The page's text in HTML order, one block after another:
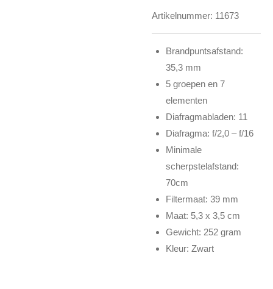
Artikelnummer: 11673
Brandpuntsafstand:
35,3 mm
5 groepen en 7
elementen
Diafragmabladen: 11
Diafragma: f/2,0 – f/16
Minimale
scherpstelafstand:
70cm
Filtermaat: 39 mm
Maat: 5,3 x 3,5 cm
Gewicht: 252 gram
Kleur: Zwart